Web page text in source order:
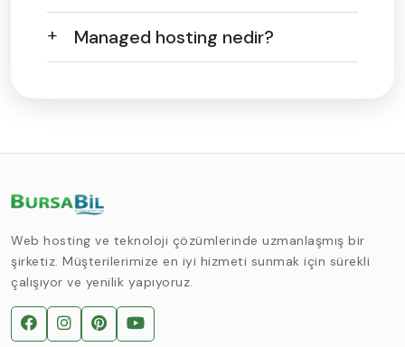
Managed hosting nedir?
Web hosting ve teknoloji çözümlerinde uzmanlaşmış bir
şirketiz. Müşterilerimize en iyi hizmeti sunmak için sürekli
çalışıyor ve yenilik yapıyoruz.